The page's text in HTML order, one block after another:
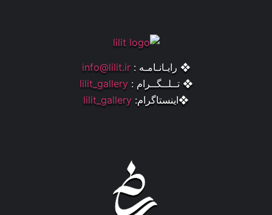
❖ رایـانـامـه : info@lilit.ir
❖ تــلــگــرام : lilit_gallery
❖اینستاگرام: lilit_gallery